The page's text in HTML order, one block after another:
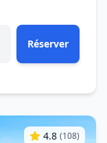
Réserver
4.8 (108)